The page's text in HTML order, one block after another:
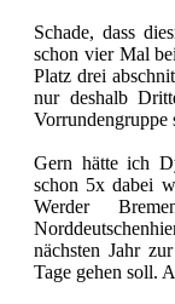
Schade, dass
schon vier Mal
Platz drei
nur deshalb
Vorrundengruppe
Gern hätte ich
schon 5x dabei
Werder
nächsten Jahr
Tage gehen soll.